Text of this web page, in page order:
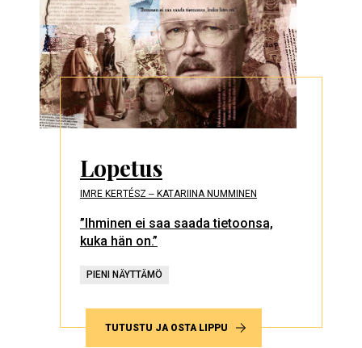
Lopetus
IMRE KERTÉSZ ‒ KATARIINA NUMMINEN
”Ihminen ei saa saada tietoonsa,
kuka hän on.”
PIENI NÄYTTÄMÖ
TUTUSTU JA OSTA LIPPU